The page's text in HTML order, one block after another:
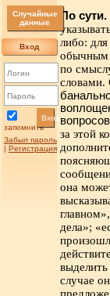
Случайные
данные
Вход
запомнить
Вход
Забыл пароль
| Регистрация
По сути.
либо:
обычным
по
словами.
за этой
она
дела»;
случае